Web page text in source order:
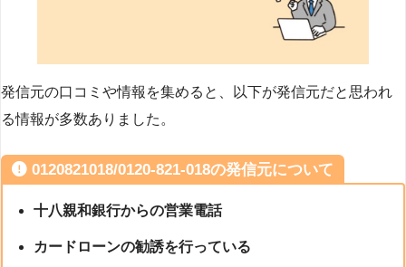
発信元の口コミや情報を集めると、以下が発信元だと思われ
る情報が多数ありました。
0120821018/0120-821-018の発信元について
十八親和銀行からの営業電話
カードローンの勧誘を行っている